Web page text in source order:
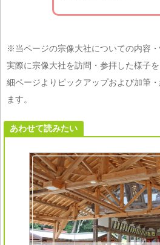
※当ページの宗像大社についての内容
実際に宗像大社を訪問・参拝した様子
細ページよりピックアップおよび加筆
ます。
あわせて読みたい